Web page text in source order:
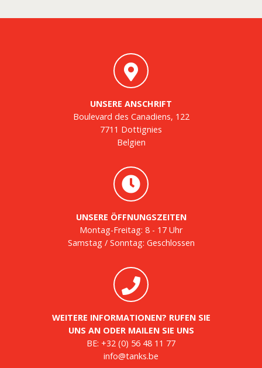
UNSERE ANSCHRIFT
Boulevard des Canadiens, 122
7711 Dottignies
Belgien
UNSERE ÖFFNUNGSZEITEN
Montag-Freitag: 8 - 17 Uhr
Samstag / Sonntag: Geschlossen
WEITERE INFORMATIONEN? RUFEN SIE
UNS AN ODER MAILEN SIE UNS
BE: +32 (0) 56 48 11 77
info@tanks.be